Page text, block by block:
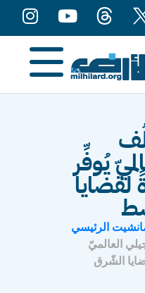
يُوفِّر
الرئيسي
العالميّ
الشّرق